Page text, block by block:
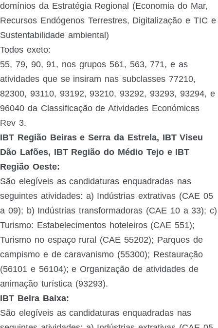
domínios da Estratégia Regional (Economia do Mar,
Recursos Endógenos Terrestres, Digitalização e TIC e
Sustentabilidade ambiental)
Todos exeto:
55, 79, 90, 91, nos grupos 561, 563, 771, e as
atividades que se insiram nas subclasses 77210,
82300, 93110, 93192, 93210, 93292, 93293, 93294, e
96040 da Classificação de Atividades Económicas
Rev 3.
IBT Região Beiras e Serra da Estrela, IBT Viseu
Dão Lafões, IBT Região do Médio Tejo e IBT
Região Oeste:
São elegíveis as candidaturas enquadradas nas
seguintes atividades: a) Indústrias extrativas (CAE 05
a 09); b) Indústrias transformadoras (CAE 10 a 33); c)
Turismo: Estabelecimentos hoteleiros (CAE 551);
Turismo no espaço rural (CAE 55202); Parques de
campismo e de caravanismo (55300); Restauração
(56101 e 56104); e Organização de atividades de
animação turística (93293).
IBT Beira Baixa:
São elegíveis as candidaturas enquadradas nas